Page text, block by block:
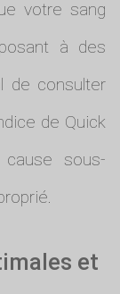
votre sang
à des
de consulter
de Quick
sous-
et